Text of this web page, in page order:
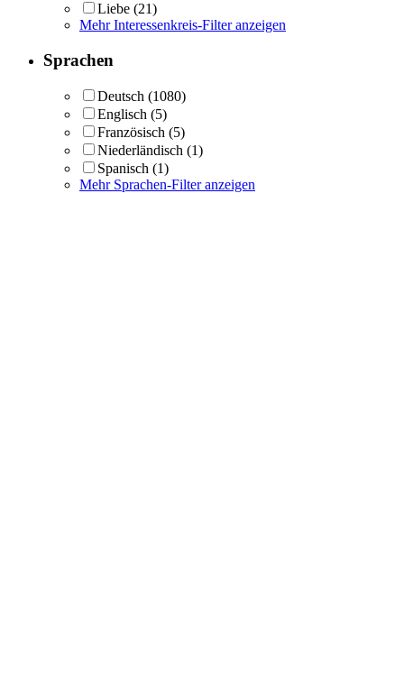
Liebe (21)
Mehr Interessenkreis-Filter anzeigen
Sprachen
Deutsch (1080)
Englisch (5)
Französisch (5)
Niederländisch (1)
Spanisch (1)
Mehr Sprachen-Filter anzeigen